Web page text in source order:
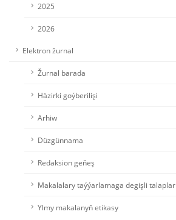
2025
2026
Elektron žurnal
Žurnal barada
Häzirki goýberilişi
Arhiw
Düzgünnama
Redaksion geňeş
Makalalary taýýarlamaga degişli talaplar
Ylmy makalanyň etikasy